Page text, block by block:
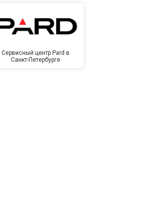
Сервисный центр Pard в
Санкт-Петербурге